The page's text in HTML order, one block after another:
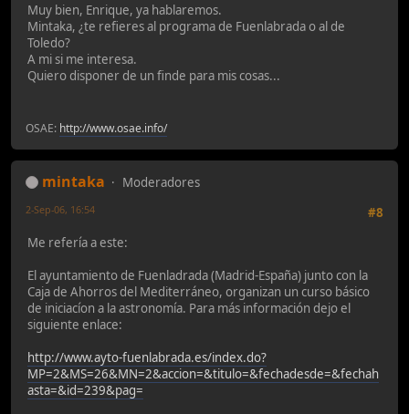
Muy bien, Enrique, ya hablaremos.
Mintaka, ¿te refieres al programa de Fuenlabrada o al de
Toledo?
A mi si me interesa.
Quiero disponer de un finde para mis cosas...
OSAE: http://www.osae.info/
mintaka
Moderadores
#8
2-Sep-06, 16:54
Me refería a este:
El ayuntamiento de Fuenladrada (Madrid-España) junto con la
Caja de Ahorros del Mediterráneo, organizan un curso básico
de iniciacíon a la astronomía. Para más información dejo el
siguiente enlace:
http://www.ayto-fuenlabrada.es/index.do?
MP=2&MS=26&MN=2&accion=&titulo=&fechadesde=&fechah
asta=&id=239&pag=